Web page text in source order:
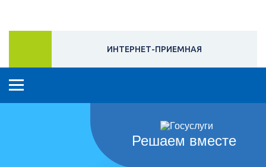
ИНТЕРНЕТ-ПРИЕМНАЯ
Решаем вместе